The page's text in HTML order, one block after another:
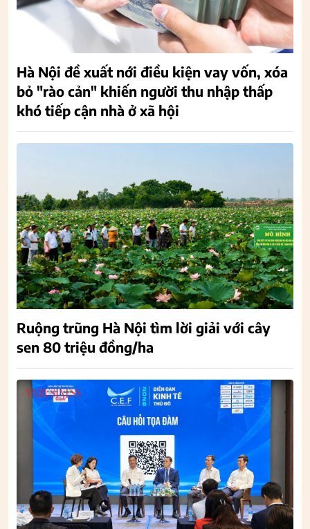
Hà Nội đề xuất nới điều kiện vay vốn, xóa
bỏ "rào cản" khiến người thu nhập thấp
khó tiếp cận nhà ở xã hội
Ruộng trũng Hà Nội tìm lời giải với cây
sen 80 triệu đồng/ha